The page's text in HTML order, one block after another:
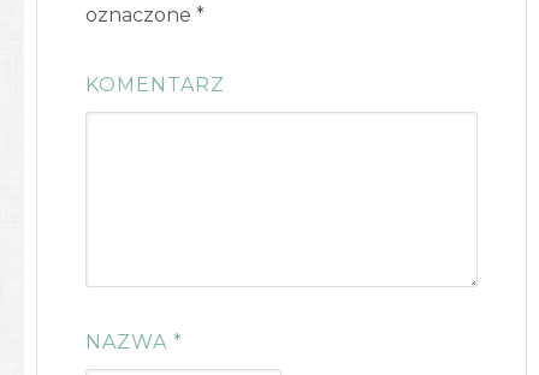
oznaczone*
KOMENTARZ
NAZWA*